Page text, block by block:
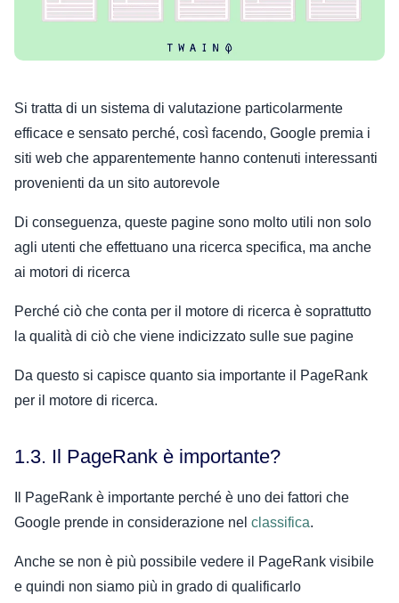
Si tratta di un sistema di valutazione particolarmente
efficace e sensato perché, così facendo, Google premia i
siti web che apparentemente hanno contenuti interessanti
provenienti da un sito autorevole
Di conseguenza, queste pagine sono molto utili non solo
agli utenti che effettuano una ricerca specifica, ma anche
ai motori di ricerca
Perché ciò che conta per il motore di ricerca è soprattutto
la qualità di ciò che viene indicizzato sulle sue pagine
Da questo si capisce quanto sia importante il PageRank
per il motore di ricerca.
1.3. Il PageRank è importante?
Il PageRank è importante perché è uno dei fattori che
Google prende in considerazione nel classifica.
Anche se non è più possibile vedere il PageRank visibile
e quindi non siamo più in grado di qualificarlo